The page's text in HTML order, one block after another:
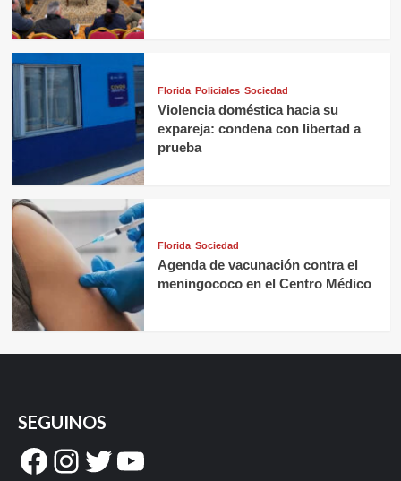
Florida Policiales Sociedad
Violencia doméstica hacia su
expareja: condena con libertad a
prueba
Florida Sociedad
Agenda de vacunación contra el
meningococo en el Centro Médico
SEGUINOS
Facebook
Instagram
Twitter
YouTube